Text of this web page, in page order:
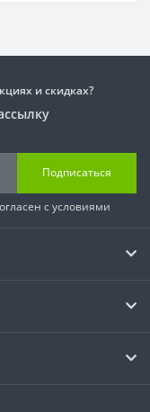
и скидках?
Подписаться
с условиями